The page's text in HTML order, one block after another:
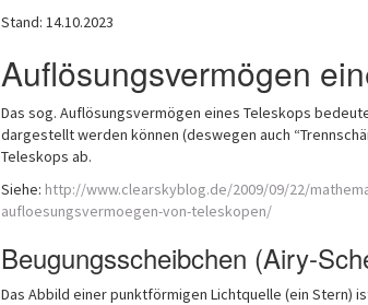
Stand: 14.10.2023
Auflösungsvermögen
Das sog. Auflösungsvermögen eines Teleskops
dargestellt werden können (deswegen auch
Teleskops ab.
Siehe: http://www.clearskyblog.de/2009/09/22/
aufloesungsvermoegen-von-teleskopen/
Beugungsscheibchen (Airy-
Das Abbild einer punktförmigen Lichtquelle (ein Stern)